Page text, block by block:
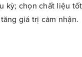
chọn chất liệu
giá trị cảm nhận.